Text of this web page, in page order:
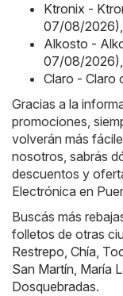
Ktronix -
07/08/2026),
Alkosto -
07/08/2026),
Claro - Claro
Gracias a la
promociones,
volverán más
nosotros, sabrás
descuentos y
Electrónica en
Buscás más
folletos de otras
Restrepo, Chía,
San Martín, María
Dosquebradas.